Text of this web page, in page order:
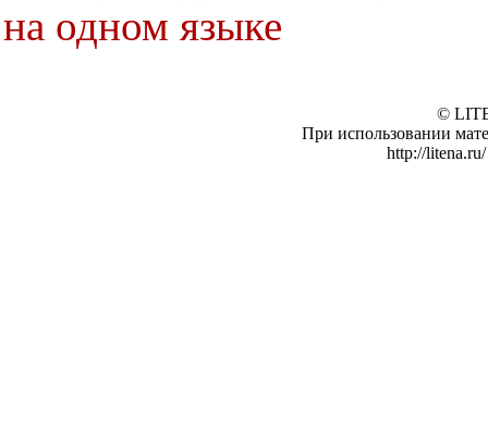
на одном языке
©
При использовании
http://